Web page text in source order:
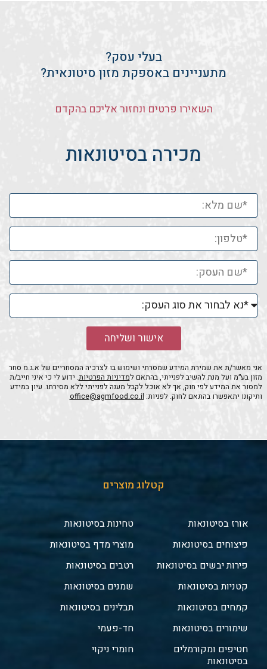
בעלי עסק?
מתעניינים באספקת מזון סיטונאית?
השאירו פרטים ונחזור אליכם בהקדם
מכירה בסיטונאות
אישור ושליחה
אני מאשר/ת את שמירת המידע שמסרתי ושימוש בו לצרכיה המסחריים של א.ג.מ סחר
מזון בע״מ ועל מנת להשיב לפנייתי, בהתאם למדיניות הפרטיות. ידוע לי כי איני חייב/ת
למסור את המידע לפי חוק, אך לא אוכל לקבל מענה לפנייתי ללא מסירתו. עיון במידע
ותיקונו יתאפשרו בהתאם לחוק. לפניות: office@agmfood.co.il
קטלוג מוצרים
אורז בסיטונאות
פיצוחים בסיטונאות
פירות יבשים בסיטונאות
קטניות בסיטונאות
קמחים בסיטונאות
שימורים בסיטונאות
חטיפים ומקורמלים
בסיטונאות
טחינות בסיטונאות
מוצרי מדף בסיטונאות
רטבים בסיטונאות
שמנים בסיטונאות
תבלינים בסיטונאות
חד-פעמי
חומרי ניקוי